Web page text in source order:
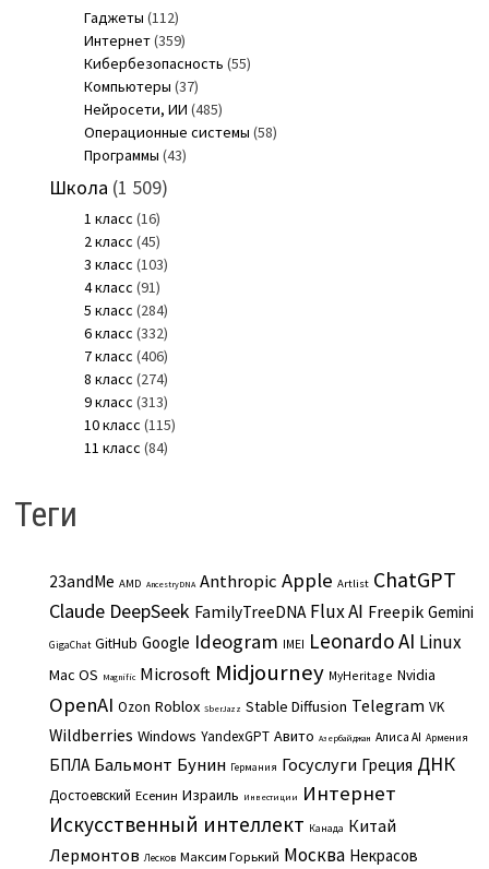
Гаджеты (112)
Интернет(359)
Кибербезопасность (55)
Компьютеры (37)
Нейросети, ИИ (485)
Операционные системы (58)
Программы (43)
Школа (1 509)
1 класс (16)
2 класс (45)
3 класс (103)
4 класс (91)
5 класс (284)
6 класс (332)
7 класс (406)
8 класс (274)
9 класс (313)
10 класс (115)
11 класс (84)
Теги
23andMe AMD AncestryDNA Anthropic Apple Artlist ChatGPT
Claude DeepSeek FamilyTreeDNA Flux AI Freepik Gemini
GigaChat GitHub Google Ideogram IMEI Leonardo AI Linux
Mac OS Magnific Microsoft Midjourney MyHeritage Nvidia
OpenAI Ozon Roblox SberJazz Stable Diffusion Telegram VK
Wildberries Windows YandexGPT Авито Азербайджан Алиса AI Армения
БПЛА Бальмонт Бунин Германия Госуслуги Греция ДНК
Достоевский Есенин Израиль Инвестиции Интернет
Искусственный интеллект Канада Китай
Лермонтов Лесков Максим Горький Москва Некрасов